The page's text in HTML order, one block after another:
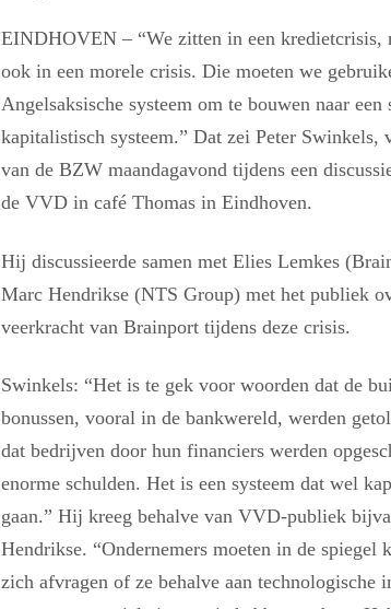
EINDHOVEN – “We zitten in een kredietcrisis,
ook in een morele crisis. Die moeten we
Angelsaksische systeem om te bouwen naar een
kapitalistisch systeem.” Dat zei Peter Swinkels,
van de BZW maandagavond tijdens een
de VVD in café Thomas in Eindhoven.
Hij discussieerde samen met Elies Lemkes
Marc Hendrikse (NTS Group) met het publiek
veerkracht van Brainport tijdens deze crisis.
Swinkels: “Het is te gek voor woorden dat de
bonussen, vooral in de bankwereld, werden
dat bedrijven door hun financiers werden
enorme schulden. Het is een systeem dat wel
gaan.” Hij kreeg behalve van VVD-publiek
Hendrikse. “Ondernemers moeten in de spiegel
zich afvragen of ze behalve aan technologische